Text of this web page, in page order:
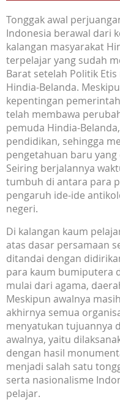
Tonggak awal
Indonesia berawal dari
kalangan masyarakat
terpelajar yang sudah
Barat setelah Politik
Hindia-Belanda.
kepentingan
telah membawa
pemuda Hindia-
pendidikan, sehingga
pengetahuan baru
Seiring berjalannya
tumbuh di antara para
pengaruh ide-ide
negeri.
Di kalangan kaum
atas dasar persamaan
ditandai dengan
para kaum bumiputera
mulai dari agama,
Meskipun awalnya
akhirnya semua
menyatukan tujuannya
awalnya, yaitu
dengan hasil
menjadi salah satu
serta nasionalisme
pelajar.